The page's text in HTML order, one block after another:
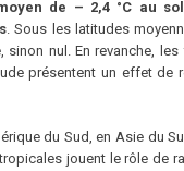
de – 2,4 °C au
. Sous les latitudes
sinon nul. En revanche,
présentent un effet de
du Sud, en Asie du
jouent le rôle de